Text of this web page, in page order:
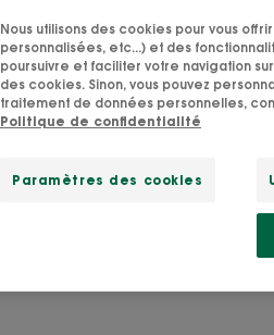
Nous utilisons des cookies pour vous
personnalisées, etc...) et des
poursuivre et faciliter votre navigation
des cookies. Sinon, vous pouvez
traitement de données personnelles,
Politique de confidentialité
Paramètres des cookies